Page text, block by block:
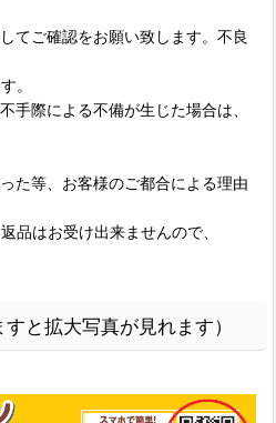
てご確認をお願い致します。不良
。
手際による不備が生じた場合は、
た等、お客様のご都合による理由
品はお受け出来ませんので、
と拡大写真が見れます）